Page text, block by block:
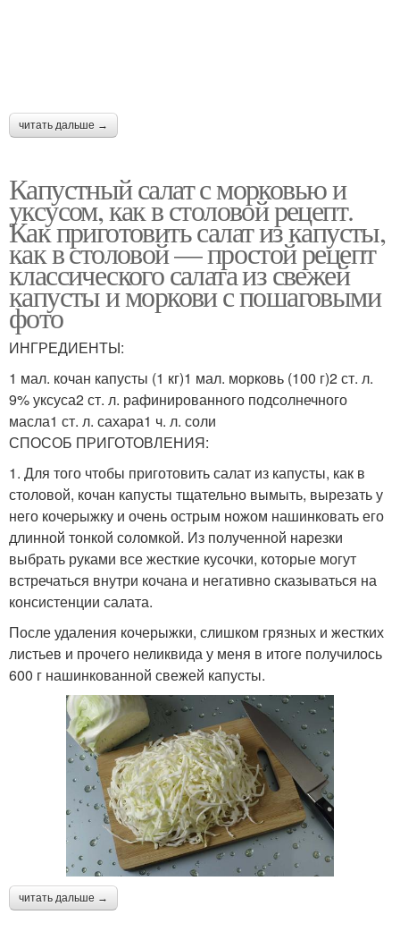
читать дальше →
Капустный салат с морковью и
уксусом, как в столовой рецепт.
Как приготовить салат из капусты,
как в столовой — простой рецепт
классического салата из свежей
капусты и моркови с пошаговыми
фото
ИНГРЕДИЕНТЫ:
1 мал. кочан капусты (1 кг)1 мал. морковь (100 г)2 ст. л.
9% уксуса2 ст. л. рафинированного подсолнечного
масла1 ст. л. сахара1 ч. л. соли
СПОСОБ ПРИГОТОВЛЕНИЯ:
1. Для того чтобы приготовить салат из капусты, как в
столовой, кочан капусты тщательно вымыть, вырезать у
него кочерыжку и очень острым ножом нашинковать его
длинной тонкой соломкой. Из полученной нарезки
выбрать руками все жесткие кусочки, которые могут
встречаться внутри кочана и негативно сказываться на
консистенции салата.
После удаления кочерыжки, слишком грязных и жестких
листьев и прочего неликвида у меня в итоге получилось
600 г нашинкованной свежей капусты.
читать дальше →